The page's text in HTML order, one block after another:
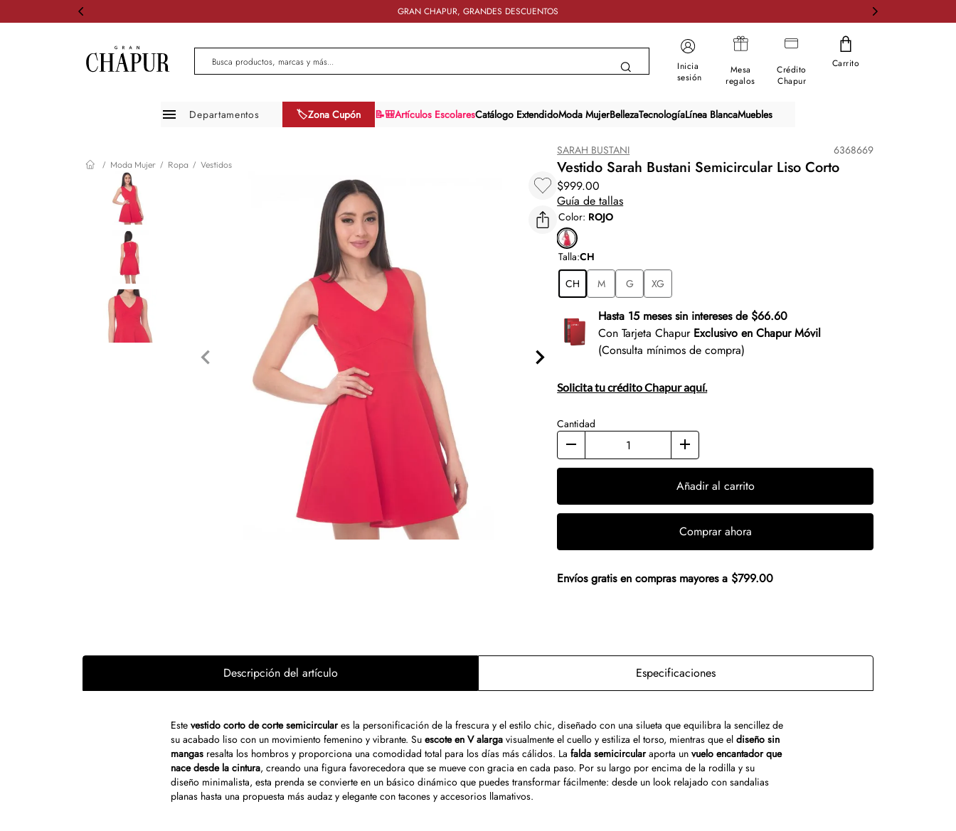
GRAN CHAPUR, GRANDES DESCUENTOS
Busca productos, marcas y más...
Inicia
sesión
Mesa
regalos
Crédito
Chapur
Carrito
Departamentos
Moda hombre
Zapatos
Mascotas
Tecnología
🏷️Zona Cupón 📝🎒Artículos EscolaresCatálogo ExtendidoModa MujerBellezaTecnologíaLínea BlancaMuebles
Moda Mujer Ropa Vestidos
SARAH BUSTANI 6368669
Vestido Sarah Bustani Semicircular Liso Corto
$999.00
Guía de tallas
Color: ROJO
Talla:CH
CH
M G XG
Hasta 15 meses sin intereses de $66.60
Con Tarjeta Chapur Exclusivo en Chapur Móvil
(Consulta mínimos de compra)
Solicita tu crédito Chapur aquí.
Cantidad
Añadir al carrito
Comprar ahora
Envíos gratis en compras mayores a $799.00
Descripción del artículo Especificaciones
Este vestido corto de corte semicirculares la personificación de la frescura y el estilo chic, diseñado con una silueta que equilibra la sencillez de
su acabado liso con un movimiento femenino y vibrante. Su escote en V alarga visualmente el cuello y estiliza el torso, mientras que el diseño sin
mangas resalta los hombros y proporciona una comodidad total para los días más cálidos. La falda semicircularaporta un vuelo encantador que
nace desde la cintura, creando una figura favorecedora que se mueve con gracia en cada paso. Por su largo por encima de la rodilla y su
diseño minimalista, esta prenda se convierte en un básico dinámico que puedes transformar fácilmente: desde un look relajado con sandalias
planas hasta una propuesta más audaz y elegante con tacones y accesorios llamativos.